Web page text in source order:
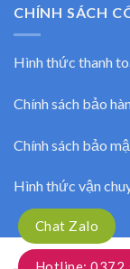
Chat Zalo
CHÍNH SÁCH
Hình thức thanh
Chính sách bảo
Chính sách bảo
Hình thức vận